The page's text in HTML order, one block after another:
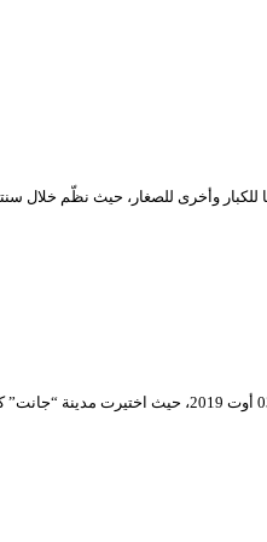
برمجت من قبل المسرح الوطني الجزائري “محي الدين بشطارزي” أيام المسرح للجنوب في طبعتها